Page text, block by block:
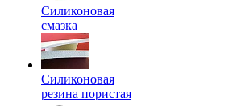
Силиконовая
смазка
Силиконовая
резина пористая